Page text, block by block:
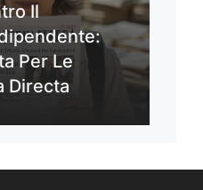
Il
Per Le
Directa